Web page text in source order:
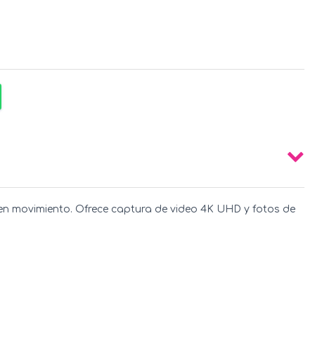
movimiento. Ofrece captura de video 4K UHD y fotos de